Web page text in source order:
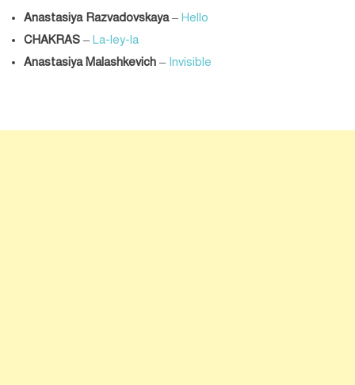
Anastasiya Razvadovskaya– Hello
CHAKRAS – La-ley-la
Anastasiya Malashkevich – Invisible